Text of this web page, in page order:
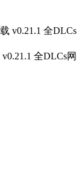
全DLCs网